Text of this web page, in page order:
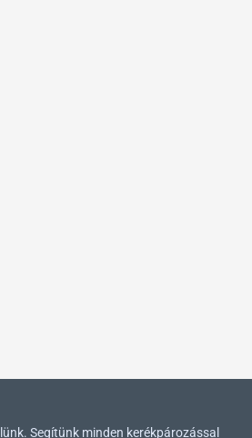
Segítünk minden kerékpározással